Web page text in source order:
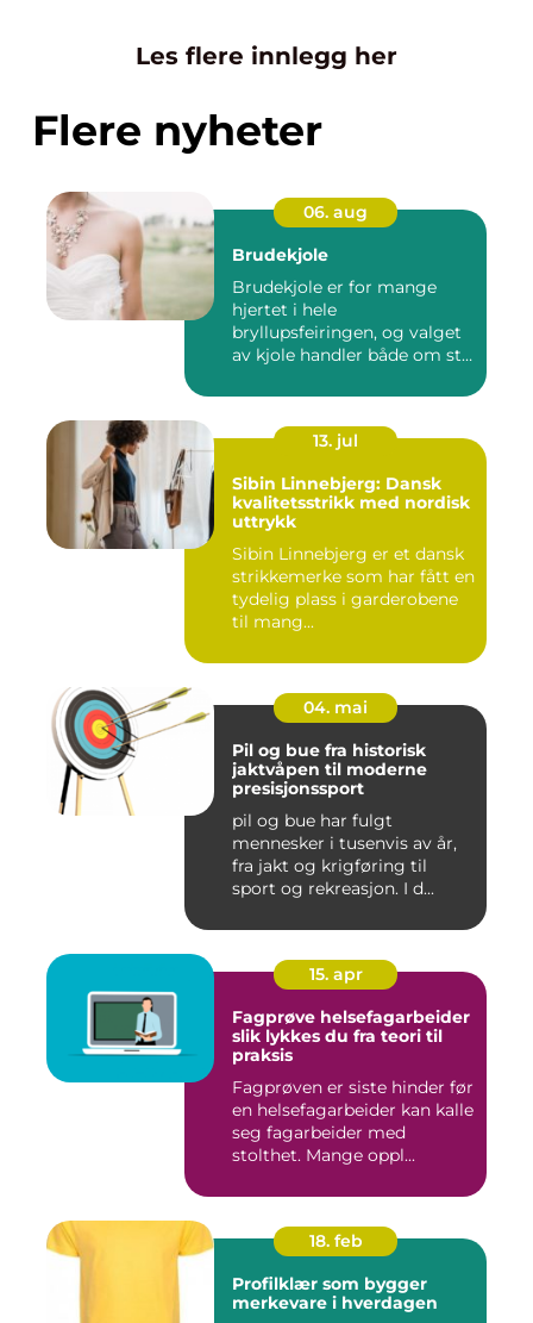
Les flere innlegg her
Flere nyheter
06. aug
Brudekjole
Brudekjole er for mange
hjertet i hele
bryllupsfeiringen, og valget
av kjole handler både om stil,
13. jul
Sibin Linnebjerg: Dansk
kvalitetsstrikk med nordisk
uttrykk
Sibin Linnebjerg er et dansk
strikkemerke som har fått en
tydelig plass i garderobene
til mang...
04. mai
Pil og bue fra historisk
jaktvåpen til moderne
presisjonssport
pil og bue har fulgt
mennesker i tusenvis av år,
fra jakt og krigføring til
sport og rekreasjon. I d...
15. apr
Fagprøve helsefagarbeider
slik lykkes du fra teori til
praksis
Fagprøven er siste hinder før
en helsefagarbeider kan kalle
seg fagarbeider med
stolthet. Mange oppl...
18. feb
Profilklær som bygger
merkevare i hverdagen